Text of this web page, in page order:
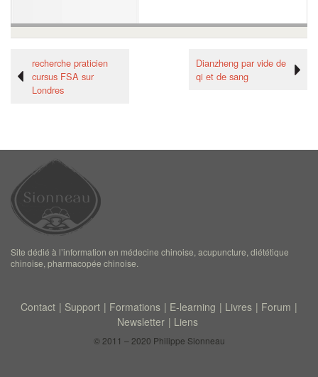
Dianzheng par vide de
qi et de sang
recherche praticien
cursus FSA sur
Londres
Site dédié à l’information en médecine chinoise, acupuncture, diététique
chinoise, pharmacopée chinoise.
Contact Support Formations E-learning Livres
Forum
Newsletter
Liens
© 2011 – 2020 Philippe Sionneau